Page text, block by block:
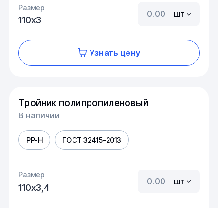
Размер
110х3
шт
Узнать цену
Тройник полипропиленовый
В наличии
PP-H ГОСТ 32415-2013
Размер
110х3,4
шт